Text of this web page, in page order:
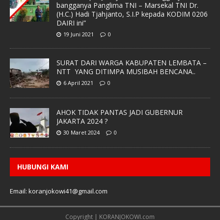
bangganya Panglima TNI – Marsekal TNI Dr.
(H.C.) Hadi Tjahjanto, S.I.P kepada KODIM 0206
DAIRI ini”
19 Juni 2021 0
SURAT DARI WARGA KABUPATEN LEMBATA –
NTT YANG DITIMPA MUSIBAH BENCANA..
6 April 2021 0
AHOK TIDAK PANTAS JADI GUBERNUR
JAKARTA 2024 ?
30 Maret 2024 0
HUBUNGI KAMI
Email: koranjokowi41@gmail.com
Copyright | KORANJOKOWI.com